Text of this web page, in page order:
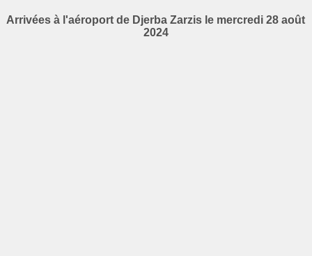
Arrivées à l'aéroport de Djerba Zarzis le mercredi 28 août
2024